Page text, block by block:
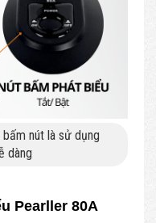
nút là sử dụng
dàng
Pearller 80A